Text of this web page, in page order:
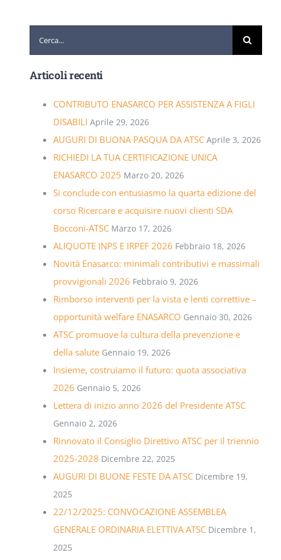
Articoli recenti
CONTRIBUTO ENASARCO PER ASSISTENZA A FIGLI
DISABILI Aprile 29, 2026
AUGURI DI BUONA PASQUA DA ATSC Aprile 3, 2026
RICHIEDI LA TUA CERTIFICAZIONE UNICA
ENASARCO 2025 Marzo 20, 2026
Si conclude con entusiasmo la quarta edizione del
corso Ricercare e acquisire nuovi clienti SDA
Bocconi-ATSC Marzo 17, 2026
ALIQUOTE INPS E IRPEF 2026 Febbraio 18, 2026
Novità Enasarco: minimali contributivi e massimali
provvigionali 2026 Febbraio 9, 2026
Rimborso interventi per la vista e lenti correttive –
opportunità welfare ENASARCO Gennaio 30, 2026
ATSC promuove la cultura della prevenzione e
della salute Gennaio 19, 2026
Insieme, costruiamo il futuro: quota associativa
2026 Gennaio 5, 2026
Lettera di inizio anno 2026 del Presidente ATSC
Gennaio 2, 2026
Rinnovato il Consiglio Direttivo ATSC per il triennio
2025-2028 Dicembre 22, 2025
AUGURI DI BUONE FESTE DA ATSC Dicembre 19,
2025
22/12/2025: CONVOCAZIONE ASSEMBLEA
GENERALE ORDINARIA ELETTIVA ATSC Dicembre 1,
2025